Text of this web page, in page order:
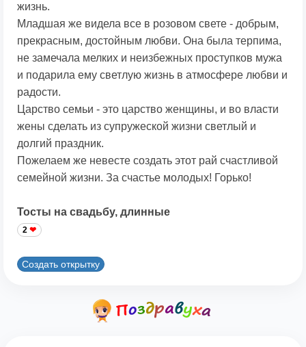
жизнь.
Младшая же видела все в розовом свете - добрым,
прекрасным, достойным любви. Она была терпима,
не замечала мелких и неизбежных проступков мужа
и подарила ему светлую жизнь в атмосфере любви и
радости.
Царство семьи - это царство женщины, и во власти
жены сделать из супружеской жизни светлый и
долгий праздник.
Пожелаем же невесте создать этот рай счастливой
семейной жизни. За счастье молодых! Горько!
Тосты на свадьбу, длинные
2
Создать открытку